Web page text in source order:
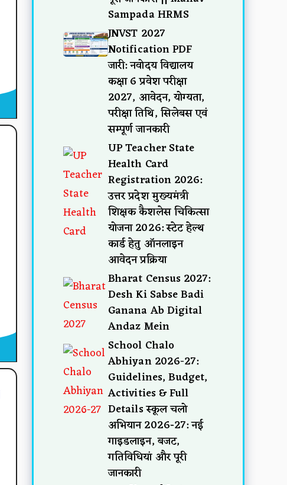
Sampada HRMS
JNVST 2027
Notification PDF
जारी: नवोदय विद्यालय
कक्षा 6 प्रवेश परीक्षा
2027, आवेदन, योग्यता,
परीक्षा तिथि, सिलेबस एवं
सम्पूर्ण जानकारी
UP Teacher State
Health Card
Registration 2026:
उत्तर प्रदेश मुख्यमंत्री
शिक्षक कैशलेस चिकित्सा
योजना 2026: स्टेट हेल्थ
कार्ड हेतु ऑनलाइन
आवेदन प्रक्रिया
Bharat Census 2027:
Desh Ki Sabse Badi
Ganana Ab Digital
Andaz Mein
School Chalo
Abhiyan 2026-27:
Guidelines, Budget,
Activities & Full
Details स्कूल चलो
अभियान 2026-27: नई
गाइडलाइन, बजट,
गतिविधियां और पूरी
जानकारी